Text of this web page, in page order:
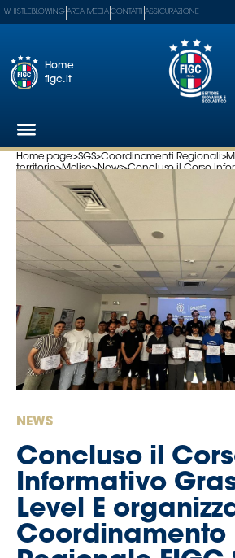
Federazione
Nazionali
Partner
Tecnici
SGS
Paralimpico
Serie
A
Women
Serie
Femminile
del
Calcio
Shop
I
partner
WHISTLEBLOWING AREA MEDIA CONTATTI ASSICURAZIONE
Home
figc.it
Home page>SGS>Coordinamenti Regionali>
territorio>Molise>News>Concluso il Corso
NEWS
Concluso il
Informativo
Level E
Coordinamento